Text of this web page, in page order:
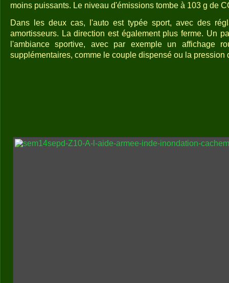
moins puissants. Le niveau d'émissions tombe à 103 g de
Dans les deux cas, l'auto est typée sport, avec des
amortisseurs. La direction est également plus ferme. Un
l'ambiance sportive, avec par exemple un affichage
supplémentaires, comme le couple dispensé ou la pression